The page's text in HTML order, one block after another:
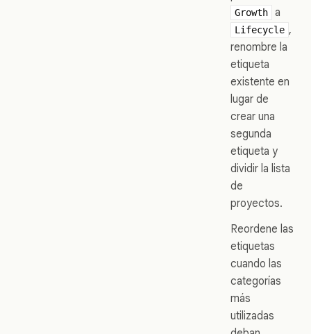
Growth a
Lifecycle ,
renombre la
etiqueta
existente en
lugar de
crear una
segunda
etiqueta y
dividir la lista
de
proyectos.
Reordene las
etiquetas
cuando las
categorías
más
utilizadas